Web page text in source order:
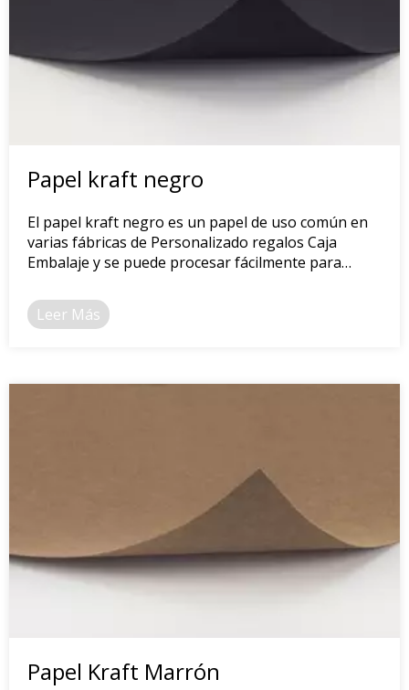
Papel kraft negro
El papel kraft negro es un papel de uso común en
varias fábricas de Personalizado regalos Caja
Embalaje y se puede procesar fácilmente para
Leer Más
Papel Kraft Marrón